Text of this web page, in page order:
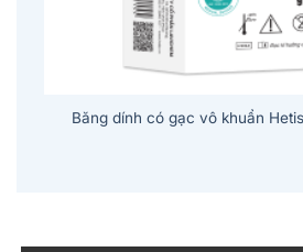
Băng dính có gạc vô khuẩn